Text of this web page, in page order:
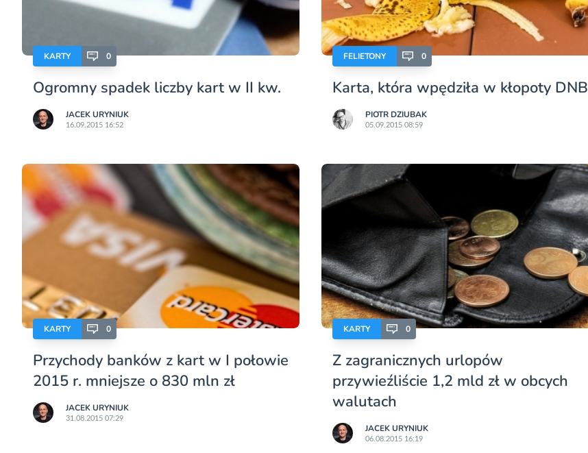
KARTY 0
Ogromny spadek liczby kart w II kw.
JACEK URYNIUK
16.09.2015 16:52
FELIETONY 0
Karta, która wpędziła w kłopoty DNB
PIOTR DZIUBAK
05.09.2015 08:59
KARTY 0
Przychody banków z kart w I połowie
2015 r. mniejsze o 830 mln zł
JACEK URYNIUK
31.08.2015 07:29
KARTY 0
Z zagranicznych urlopów
przywieźliście 1,2 mld zł w obcych
walutach
JACEK URYNIUK
06.08.2015 16:19